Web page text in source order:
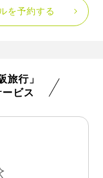
を予約する
旅行」
ビス